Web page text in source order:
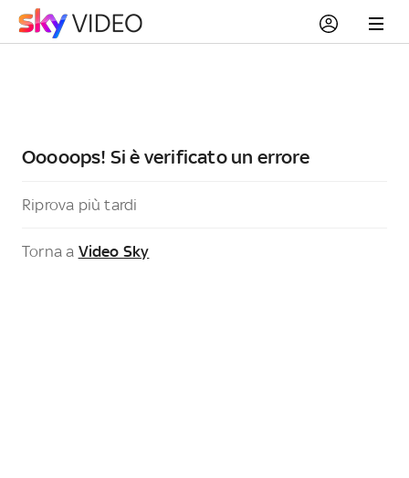
Ooooops! Si è verificato un errore
Riprova più tardi
Torna a Video Sky